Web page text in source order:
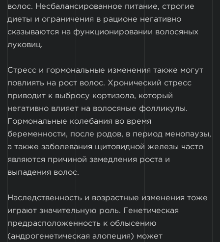
волос. Несбалансированное питание, строгие
диеты и ограничения в рационе негативно
сказываются на функционировании волосяных
луковиц.
Стресс и гормональные изменения также могут
повлиять на рост волос. Хронический стресс
приводит к выбросу кортизола, который
негативно влияет на волосяные фолликулы.
Гормональные колебания во время
беременности, после родов, в период менопаузы,
а также заболевания щитовидной железы часто
являются причиной замедления роста и
выпадения волос.
Наследственность и возрастные изменения тоже
играют значительную роль. Генетическая
предрасположенность к облысению
(андрогенетическая алопеция) может